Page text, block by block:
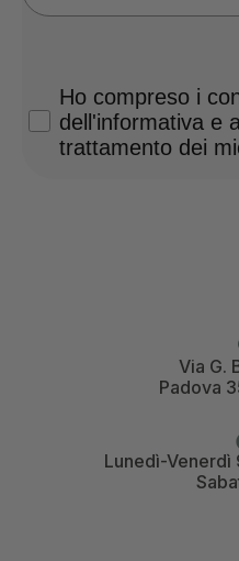
Privacy Policy
Ho compreso i
dell'informativa e
trattamento dei
Via G.
Padova
Lunedì-Venerdì